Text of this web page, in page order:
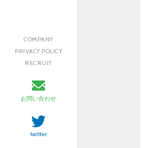
COMPANY
PRIVACY POLICY
RECRUIT
お問い合わせ
twitter